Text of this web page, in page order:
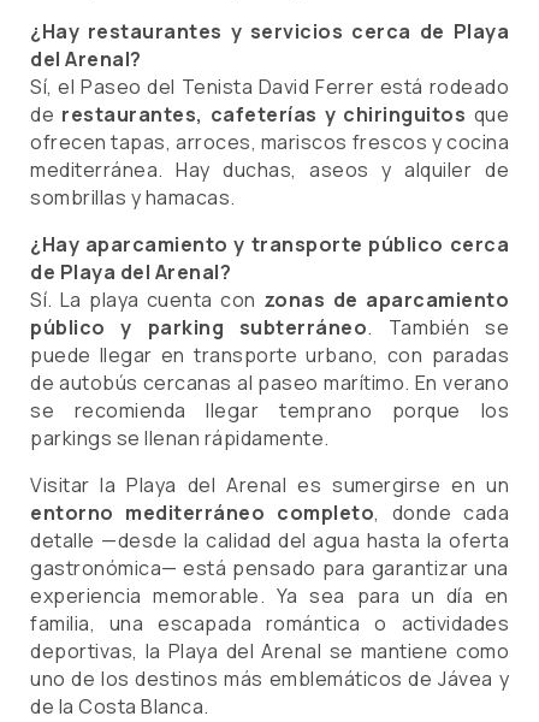
¿Hay restaurantes y servicios cerca de Playa
del Arenal?
Sí, el Paseo del Tenista David Ferrer está rodeado
de restaurantes, cafeterías y chiringuitos que
ofrecen tapas, arroces, mariscos frescos y cocina
mediterránea. Hay duchas, aseos y alquiler de
sombrillas y hamacas.
¿Hay aparcamiento y transporte público cerca
de Playa del Arenal?
Sí. La playa cuenta con zonas de aparcamiento
público y parking subterráneo. También se
puede llegar en transporte urbano, con paradas
de autobús cercanas al paseo marítimo. En verano
se recomienda llegar temprano porque los
parkings se llenan rápidamente.
Visitar la Playa del Arenal es sumergirse en un
entorno mediterráneo completo, donde cada
detalle —desde la calidad del agua hasta la oferta
gastronómica— está pensado para garantizar una
experiencia memorable. Ya sea para un día en
familia, una escapada romántica o actividades
deportivas, la Playa del Arenal se mantiene como
uno de los destinos más emblemáticos de Jávea y
de la Costa Blanca.